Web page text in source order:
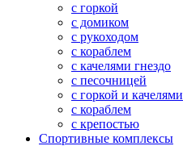
с горкой
с домиком
с рукоходом
с кораблем
с качелями гнездо
с песочницей
с горкой и качелями
с кораблем
с крепостью
Спортивные комплексы